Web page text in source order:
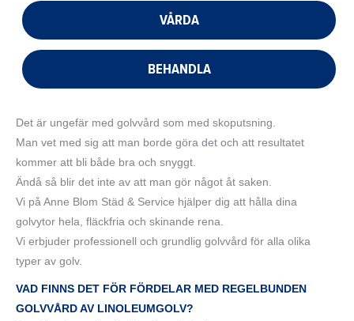
VÅRDA
BEHANDLA
Det är ungefär med golvvård som med skoputsning.
Man vet med sig att man borde göra det och att resultatet
kommer att bli både bra och snyggt.
Ändå så blir det inte av att man gör något åt saken.
Vi på Anne Blom Städ & Service hjälper dig att hålla dina
golvytor hela, fläckfria och skinande rena.
Vi erbjuder professionell och grundlig golvvård för alla olika
typer av golv.
VAD FINNS DET FÖR FÖRDELAR MED REGELBUNDEN
GOLVVÅRD AV LINOLEUMGOLV?